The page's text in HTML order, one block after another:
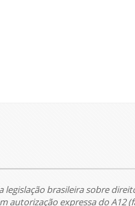
legislação brasileira sobre
expressa do A12